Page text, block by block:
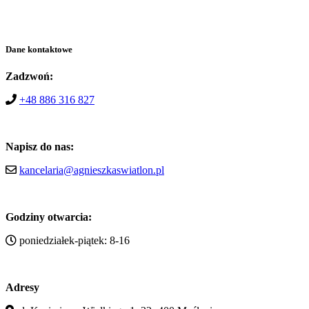
Dane kontaktowe
Zadzwoń:
+48 886 316 827
Napisz do nas:
kancelaria@agnieszkaswiatlon.pl
Godziny otwarcia:
poniedziałek-piątek: 8-16
Adresy